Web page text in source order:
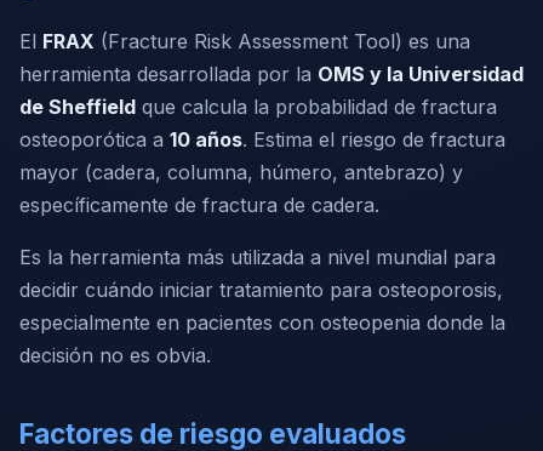
El FRAX (Fracture Risk Assessment Tool) es una
herramienta desarrollada por la OMS y la Universidad
de Sheffield que calcula la probabilidad de fractura
osteoporótica a 10 años. Estima el riesgo de fractura
mayor (cadera, columna, húmero, antebrazo) y
específicamente de fractura de cadera.
Es la herramienta más utilizada a nivel mundial para
decidir cuándo iniciar tratamiento para osteoporosis,
especialmente en pacientes con osteopenia donde la
decisión no es obvia.
Factores de riesgo evaluados